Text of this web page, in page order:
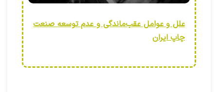
علل و عوامل عقب‌ماندگی و عدم توسعه صنعت
چاپ ایران